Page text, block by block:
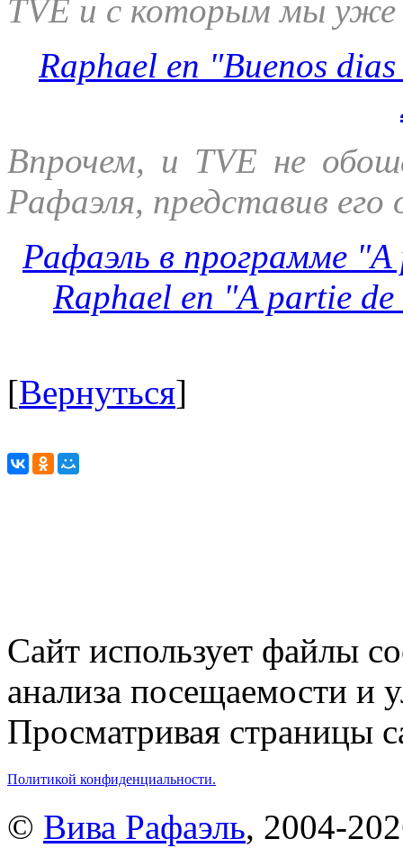
TVE и с которым мы уже
Raphael en "Buenos
Впрочем, и TVE не
Рафаэля, представив
Рафаэль в программе
Raphael en "A partie
[Вернуться]
Сайт использует файлы
анализа посещаемости и
Просматривая страницы
Политикой конфиденциальности.
© Вива Рафаэль, 2004-